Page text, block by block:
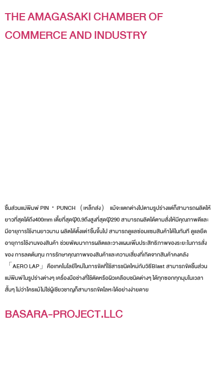
THE AMAGASAKI CHAMBER OF
COMMERCE AND INDUSTRY
ชิ้นส่วนแม่พิมพ์ PIN・PUNCH（เหล็กส่ง） แม้จะแตกต่างไปตามรูปร่างแต่ก็สามารถผลิตให้
ยาวที่สุดได้ถึง400mm เตี้ยที่สุดφ0.9ถึงสูงที่สุดφ290 สามารถผลิตได้ตามสั่งให้มีคุณภาพดีและ
มีอายุการใช้งานยาวนาน ผลิตได้ตั้งแต่1ชิ้นขึ้นไป สามารถดูแลซ่อมแซมสินค้าได้ในทันที ดูแลยืด
อายุการใช้งานของสินค้า ช่วยพัฒนาการผลิตและวางแผนเพิ่มประสิทธิภาพของระยะในการสั่ง
ของ การลดต้นทุน การรักษาคุณภาพของสินค้าและความเสี่ยงที่เกิดจากสินค้าคงคลัง
「AERO LAP」คือเทคโนโลยีใหม่ในการขัดที่ใช้สารชนิดใหม่กับวิธีBlast สามารถขัดชิ้นส่วน
แม่พิมพ์ในรูปร่างต่างๆ เครื่องมือช่างที่ใช้ตัดหรือผิวเคลือบชนิดต่างๆ ได้ทุกซอกทุกมุมในเวลา
สั้นๆ ไม่ว่าใครแม้ไม่ใช่ผู้เชียวชาญก็สามารถขัดโลหะได้อย่างง่ายดาย
BASARA-PROJECT.LLC